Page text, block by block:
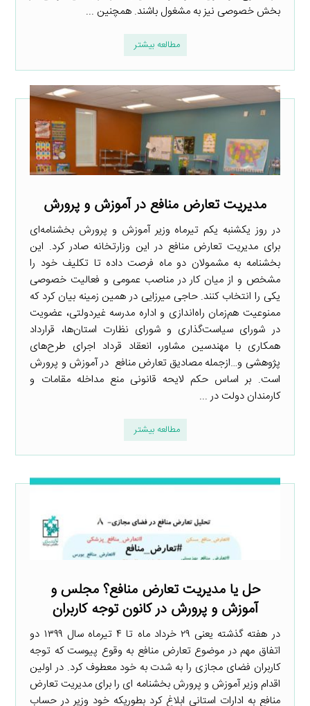
بخش خصوصی نیز به مشغول باشند. همچنین ...
مطالعه بیشتر
مدیریت تعارض منافع در آموزش و پرورش
در روز یکشنبه یکم تیرماه وزیر آموزش و پرورش بخشنامه‌ای
برای مدیریت تعارض منافع در این وزارتخانه صادر کرد. این
بخشنامه به مشمولان دو ماه فرصت داده تا تکلیف خود را
مشخص و از میان کار در مناصب عمومی و فعالیت خصوصی
یکی را انتخاب کنند. حاجی میرزایی در همین زمینه بیان کرد که
ممنوعیت هم‌زمان راه‌اندازی و اداره مدرسه غیردولتی، عضویت
در شورای سیاست‌گذاری و شورای نظارت استان‌ها، قرارداد
همکاری با مهندسین مشاور، انعقاد قرداد اجرای طرح‌های
پژوهشی و…ازجمله مصادیق تعارض منافع در آموزش و پرورش
است. بر اساس حکم لایحه قانونی منع مداخله مقامات و
کارمندان دولت در ...
مطالعه بیشتر
حل یا مدیریت تعارض منافع؟ مجلس و
آموزش و پرورش در کانون توجه کاربران
در هفته گذشته یعنی ۲۹ خرداد ماه تا ۴ تیرماه سال ۱۳۹۹ دو
اتفاق مهم در موضوع تعارض منافع به وقوع پیوست که توجه
کاربران فضای مجازی را به شدت به خود معطوف کرد. در اولین
اقدام وزیر آموزش و پرورش بخشنامه ای را برای مدیریت تعارض
منافع به ادارات استانی ابلاغ کرد بطوریکه خود وزیر در حساب